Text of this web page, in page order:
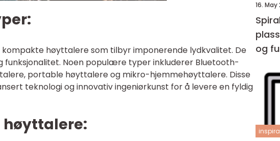
høyttalere som tilbyr imponerende lydkvalitet. De
funksjonalitet. Noen populære typer inkluderer Bluetooth-
portable høyttalere og mikro-hjemmehøyttalere. Disse
teknologi og innovativ ingeniørkunst for å levere en fyldig
høyttalere:
16. May
og